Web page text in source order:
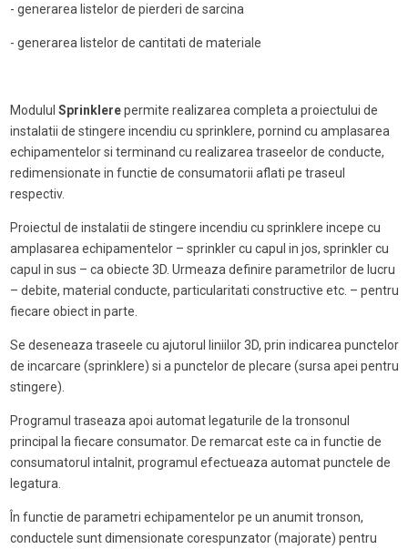
- generarea listelor de pierderi de sarcina
- generarea listelor de cantitati de materiale
Modulul Sprinklerepermite realizarea completa a proiectului de
instalatii de stingere incendiu cu sprinklere, pornind cu amplasarea
echipamentelor si terminand cu realizarea traseelor de conducte,
redimensionate in functie de consumatorii aflati pe traseul
respectiv.
Proiectul de instalatii de stingere incendiu cu sprinklere incepe cu
amplasarea echipamentelor – sprinkler cu capul in jos, sprinkler cu
capul in sus – ca obiecte 3D. Urmeaza definire parametrilor de lucru
– debite, material conducte, particularitati constructive etc. – pentru
fiecare obiect in parte.
Se deseneaza traseele cu ajutorul liniilor 3D, prin indicarea punctelor
de incarcare (sprinklere) si a punctelor de plecare (sursa apei pentru
stingere).
Programul traseaza apoi automat legaturile de la tronsonul
principal la fiecare consumator. De remarcat este ca in functie de
consumatorul intalnit, programul efectueaza automat punctele de
legatura.
În functie de parametri echipamentelor pe un anumit tronson,
conductele sunt dimensionate corespunzator (majorate) pentru